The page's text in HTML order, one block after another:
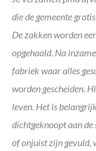
die de gemeente
De zakken worden
opgehaald. Na
fabriek waar alles
worden gescheiden.
leven. Het is
dichtgeknoopt aan
of onjuist zijn gevuld,